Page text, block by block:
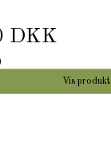
DKK
Vis produkt